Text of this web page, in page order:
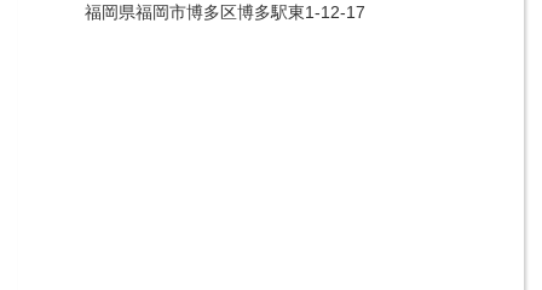
福岡県福岡市博多区博多駅東1-12-17